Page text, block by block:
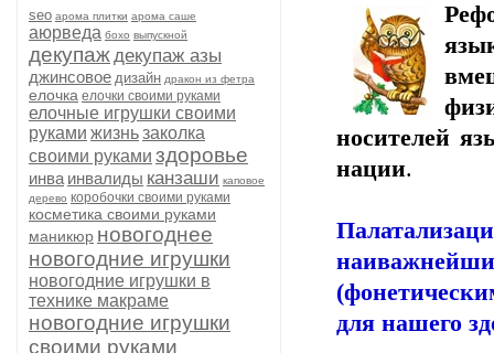
seo арома плитки арома саше
аюрведа бохо выпускной
декупаждекупаж азы
джинсовое дизайн дракон из фетра
елочка елочки своими руками
елочные игрушки своими
руками жизньзаколка
своими руками здоровье
инва инвалиды канзаши каповое
дерево коробочки своими руками
косметика своими руками
маникюр новогоднее
новогодние игрушки
новогодние игрушки в
технике макраме
новогодние игрушки
своими руками
носителей
нации.
для нашего